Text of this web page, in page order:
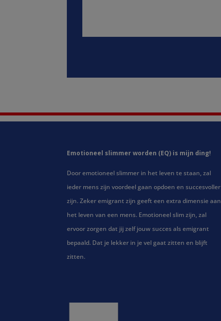
Emotioneel slimmer worden (EQ) is mijn ding!
Door emotioneel slimmer in het leven te staan, zal
ieder mens zijn voordeel gaan opdoen en succesvoller
zijn. Zeker emigrant zijn geeft een extra dimensie aan
het leven van een mens. Emotioneel slim zijn, zal
ervoor zorgen dat jij zelf jouw succes als emigrant
bepaald. Dat je lekker in je vel gaat zitten en blijft
zitten.